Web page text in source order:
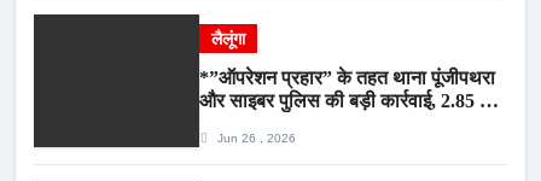
लैलूंगा
*”ऑपरेशन प्रहार” के तहत थाना पूंजीपथरा
और साइबर पुलिस की बड़ी कार्रवाई, 2.85 टन
Jun 26 , 2026